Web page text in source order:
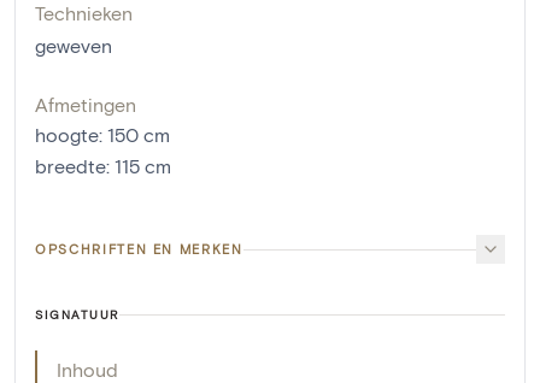
Technieken
geweven
Afmetingen
hoogte: 150 cm
breedte: 115 cm
OPSCHRIFTEN EN MERKEN
SIGNATUUR
Inhoud